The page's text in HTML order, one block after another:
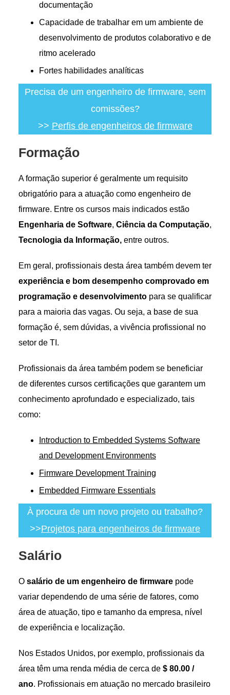
documentação
Capacidade de trabalhar em um ambiente de
desenvolvimento de produtos colaborativo e de
ritmo acelerado
Fortes habilidades analíticas
Precisa de um engenheiro de firmware, sem
comissões?
>> Perfis de engenheiros de firmware
Formação
A formação superior é geralmente um requisito
obrigatório para a atuação como engenheiro de
firmware. Entre os cursos mais indicados estão
Engenharia de Software, Ciência da Computação,
Tecnologia da Informação,entre outros.
Em geral, profissionais desta área também devem ter
experiência e bom desempenho comprovado em
programação e desenvolvimentopara se qualificar
para a maioria das vagas. Ou seja, a base de sua
formação é, sem dúvidas, a vivência profissional no
setor de TI.
Profissionais da área também podem se beneficiar
de diferentes cursos certificações que garantem um
conhecimento aprofundado e especializado, tais
como:
Introduction to Embedded Systems Software
and Development Environments
Firmware Development Training
Embedded Firmware Essentials
À procura de um novo projeto ou trabalho?
>>Projetos para engenheiros de firmware
Salário
O salário de um engenheiro de firmware pode
variar dependendo de uma série de fatores, como
área de atuação, tipo e tamanho da empresa, nível
de experiência e localização.
Nos Estados Unidos, por exemplo, profissionais da
área têm uma renda média de cerca de $ 80.00 /
ano. Profissionais em atuação no mercado brasileiro